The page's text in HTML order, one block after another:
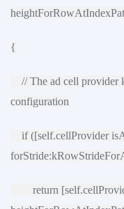
{
// The ad cell provider
configuration
if ([self.cellProvider
return